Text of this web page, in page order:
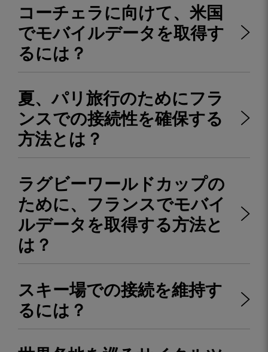
コーチェラに向けて、米国
でモバイルデータを取得す
るには？
夏、パリ旅行のためにフラ
ンスでの接続性を確保する
方法とは？
ラグビーワールドカップの
ために、フランスでモバイ
ルデータを取得する方法と
は？
スキー場での接続を維持す
るには？